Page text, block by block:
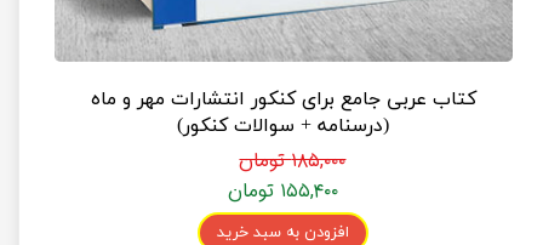
کتاب عربی جامع برای کنکور انتشارات مهر و ماه
(درسنامه + سوالات کنکور)
۱۸۵,۰۰۰ تومان
۱۵۵,۴۰۰ تومان
افزودن به سبد خرید